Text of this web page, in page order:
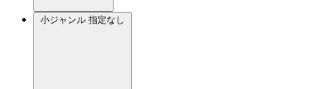
小ジャンル 指定なし